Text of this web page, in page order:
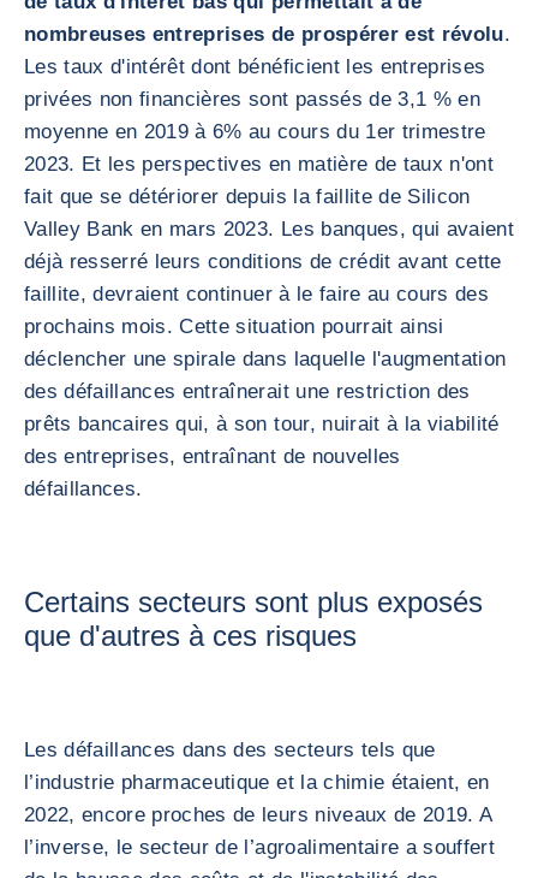
nombreuses entreprises de prospérer est révolu.
Les taux d'intérêt dont bénéficient les entreprises
privées non financières sont passés de 3,1 % en
moyenne en 2019 à 6% au cours du 1er trimestre
2023. Et les perspectives en matière de taux n'ont
fait que se détériorer depuis la faillite de Silicon
Valley Bank en mars 2023. Les banques, qui avaient
déjà resserré leurs conditions de crédit avant cette
faillite, devraient continuer à le faire au cours des
prochains mois. Cette situation pourrait ainsi
déclencher une spirale dans laquelle l'augmentation
des défaillances entraînerait une restriction des
prêts bancaires qui, à son tour, nuirait à la viabilité
des entreprises, entraînant de nouvelles
défaillances.
Certains secteurs sont plus exposés
que d'autres à ces risques
Les défaillances dans des secteurs tels que
l’industrie pharmaceutique et la chimie étaient, en
2022, encore proches de leurs niveaux de 2019. A
l’inverse, le secteur de l’agroalimentaire a souffert